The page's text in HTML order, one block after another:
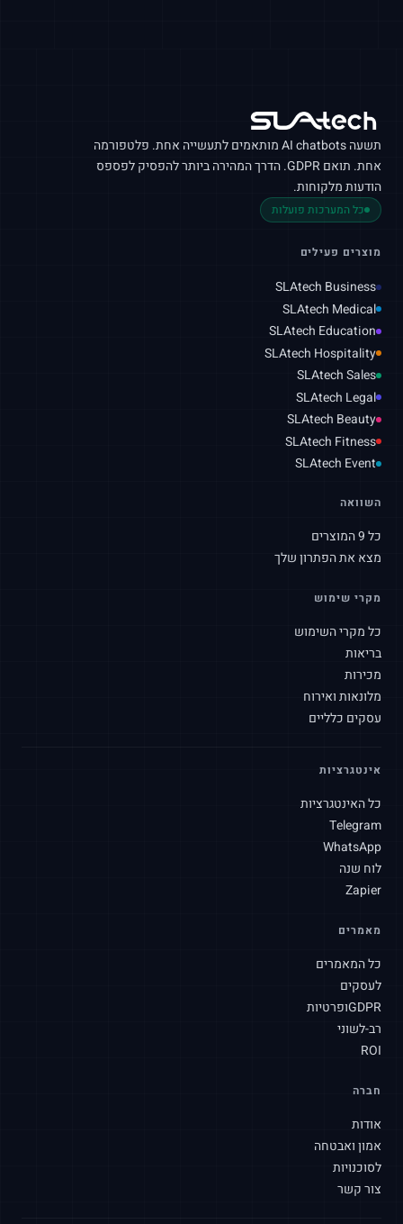
תשעהAI chatbotsמותאמים לתעשייה אחת. פלטפורמה
אחת. תואםGDPR. הדרך המהירה ביותר להפסיק לפספס
הודעות מלקוחות.
כל המערכות פועלות
מוצרים פעילים
SLAtech Business
SLAtech Medical
SLAtech Education
SLAtech Hospitality
SLAtech Sales
SLAtech Legal
SLAtech Beauty
SLAtech Fitness
SLAtech Event
השוואה
כל 9 המוצרים
מצא את הפתרון שלך
מקרי שימוש
כל מקרי השימוש
בריאות
מכירות
מלונאות ואירוח
עסקים כלליים
אינטגרציות
כל האינטגרציות
Telegram
WhatsApp
לוח שנה
Zapier
מאמרים
כל המאמרים
לעסקים
GDPRופרטיות
רב-לשוני
ROI
חברה
אודות
אמון ואבטחה
לסוכנויות
צור קשר
SLAtech Bot